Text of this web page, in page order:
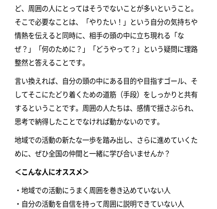
ど、周囲の人にとってはそうでないことが多いということ。
そこで必要なことは、「やりたい！」という自分の気持ちや
情熱を伝えると同時に、相手の頭の中に立ち現れる「な
ぜ？」「何のために？」「どうやって？」という疑問に理路
整然と答えることです。
言い換えれば、自分の頭の中にある目的や目指すゴール、そ
してそこにたどり着くための道筋（手段）をしっかりと共有
するということです。周囲の人たちは、感情で揺さぶられ、
思考で納得したことでなければ動かないのです。
地域での活動の新たな一歩を踏み出し、さらに進めていくた
めに、ぜひ全国の仲間と一緒に学び合いませんか？
＜こんな人にオススメ＞
・地域での活動にうまく周囲を巻き込めていない人
・自分の活動を自信を持って周囲に説明できていない人